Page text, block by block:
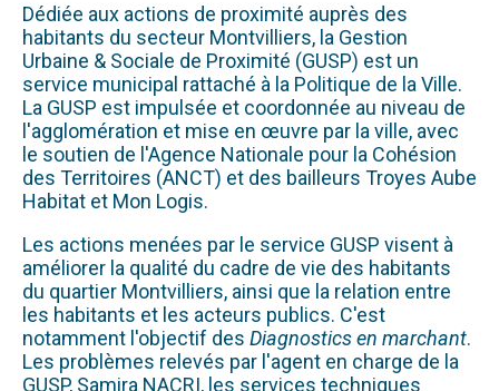
Dédiée aux actions de proximité auprès des
habitants du secteur Montvilliers, la Gestion
Urbaine & Sociale de Proximité (GUSP) est un
service municipal rattaché à la Politique de la Ville.
La GUSP est impulsée et coordonnée au niveau de
l'agglomération et mise en œuvre par la ville, avec
le soutien de l'Agence Nationale pour la Cohésion
des Territoires (ANCT) et des bailleurs Troyes Aube
Habitat et Mon Logis.
Les actions menées par le service GUSP visent à
améliorer la qualité du cadre de vie des habitants
du quartier Montvilliers, ainsi que la relation entre
les habitants et les acteurs publics. C'est
notamment l'objectif des Diagnostics en marchant.
Les problèmes relevés par l'agent en charge de la
GUSP, Samira NACRI, les services techniques